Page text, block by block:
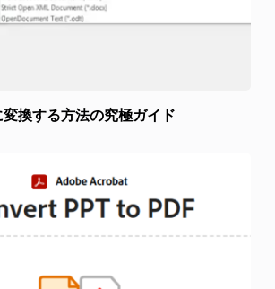
換する方法の究極ガイド